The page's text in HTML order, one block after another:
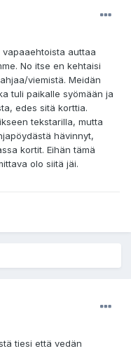
auttaa
No itse en kehtaisi
viemistä. Meidän
tuli paikalle syömään ja
edes sitä korttia.
tekstarilla, mutta
hävinnyt,
kortit. Eihän tämä
olo siitä jäi.
tiesi että vedän